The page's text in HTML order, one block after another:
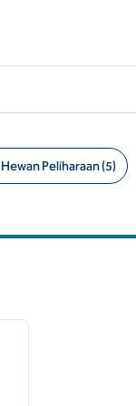
Peliharaan (5)
gambar berikutnya